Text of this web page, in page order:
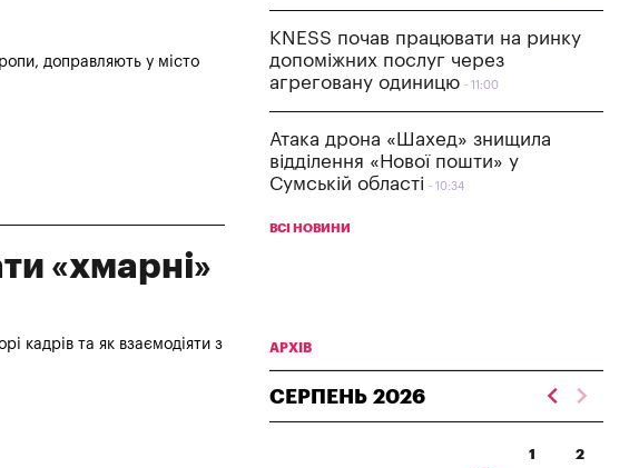
доправляють у місто
«хмарні»
кадрів та як взаємодіяти з
KNESS почав працювати на ринку
допоміжних послуг через
агреговану одиницю
11:00
Атака дрона «Шахед» знищила
відділення «Нової пошти» у
Сумській області
10:34
ВСІ НОВИНИ
АРХІВ
СЕРПЕНЬ 2026
1 2